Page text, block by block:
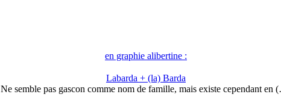
en graphie alibertine :
Labarda + (la) Barda
Ne semble pas gascon comme nom de famille, mais existe cependant en